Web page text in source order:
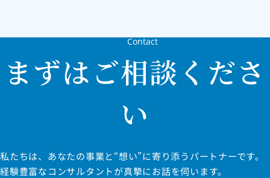
Contact
まずはご相談くださ
い
私たちは、あなたの事業と“想い”に寄り添うパートナーです。
経験豊富なコンサルタントが真摯にお話を伺います。